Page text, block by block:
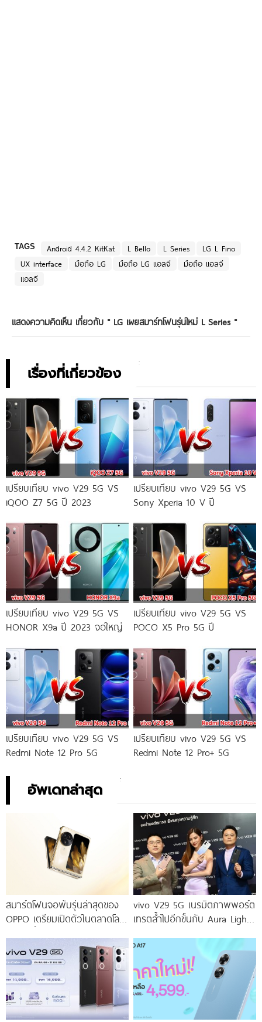
TAGS Android 4.4.2 KitKat L Bello L Series
LG L Fino
UX interface
มือถือ LG มือถือ LG แอลจี
มือถือ แอลจี
แอลจี
แสดงความคิดเห็น เกี่ยวกับ " LG เผยสมาร์ทโฟนรุ่นใหม่ L Series"
เรื่องที่เกี่ยวข้อง
เปรียบเทียบ vivo V29 5G VS
iQOO Z7 5G ปี 2023
เปรียบเทียบ vivo V29 5G VS
Sony Xperia 10 V ปี
เปรียบเทียบ vivo V29 5G VS
HONOR X9a ปี 2023 จอใหญ่
เปรียบเทียบ vivo V29 5G VS
POCO X5 Pro 5G ปี
เปรียบเทียบ vivo V29 5G VS
Redmi Note 12 Pro 5G
เปรียบเทียบ vivo V29 5G VS
Redmi Note 12 Pro+ 5G
อัพเดทล่าสุด
สมาร์ตโฟนจอพับรุ่นล่าสุดของ
OPPO เตรียมเปิดตัวในตลาดโลก
vivo V29 5G เนรมิตภาพพอร์ต
เทรตล้ำไปอีกขั้นกับ Aura Light
โดดเด่นด้วยสุนทรียศาสตร์แห่ง